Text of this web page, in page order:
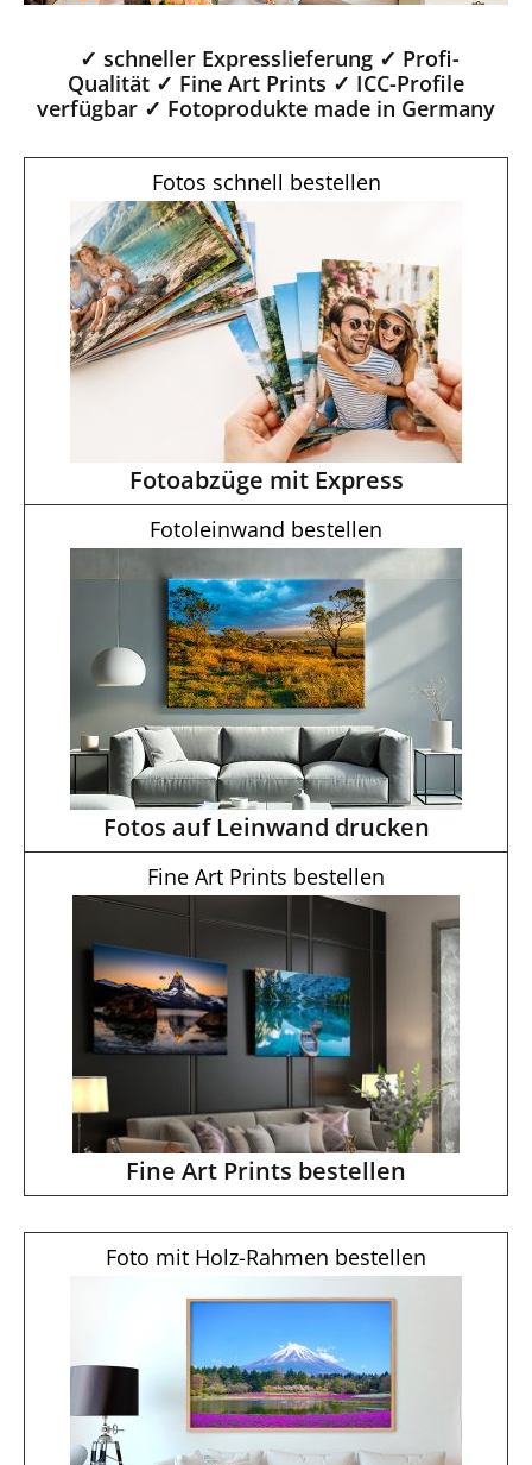
✓ schneller Expresslieferung ✓ Profi-
Qualität ✓ Fine Art Prints ✓ ICC-Profile
verfügbar ✓ Fotoprodukte made in Germany
Fotos schnell bestellen
Fotoabzüge mit Express
Fotoleinwand bestellen
Fotos auf Leinwand drucken
Fine Art Prints bestellen
Fine Art Prints bestellen
Foto mit Holz-Rahmen bestellen